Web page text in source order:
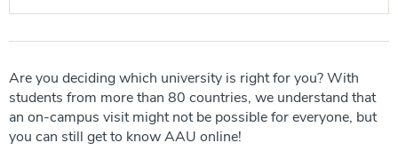
Are you deciding which university is right for you? With
students from more than 80 countries, we understand that
an on-campus visit might not be possible for everyone, but
you can still get to know AAU online!